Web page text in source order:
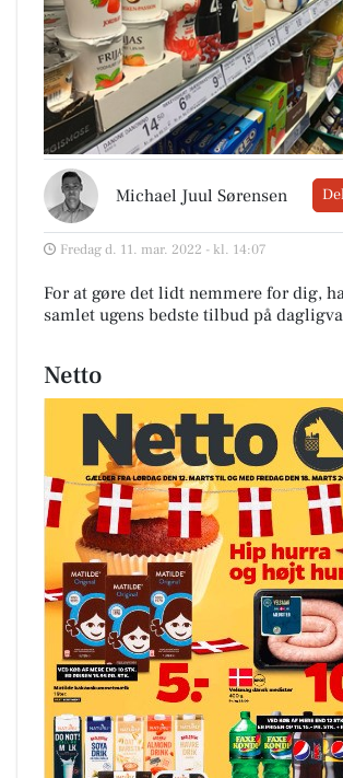
Michael Juul Sørensen
Fredag d. 11. mar. 2022 - kl. 14:07
For at gøre det lidt nemmere for dig,
samlet ugens bedste tilbud på
Netto